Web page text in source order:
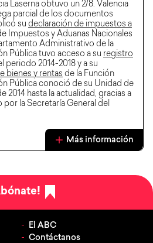
Laserna obtuvo un 2/8. Valencia
parcial de los documentos
su declaración de impuestos a
Impuestos y Aduanas Nacionales
Administrativo de la
Pública tuvo acceso a su registro
periodo 2014-2018 y a su
bienes y rentas de la Función
Pública conoció de su Unidad de
2014 hasta la actualidad, gracias a
la Secretaría General del
Más información
El ABC
Contáctanos